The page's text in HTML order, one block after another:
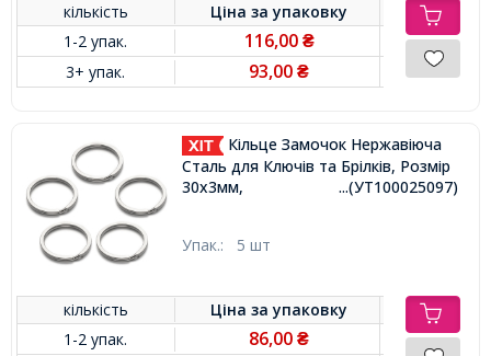
кількість Ціна заупаковку
1-2 упак.
116,00 ₴
3+ упак. 93,00₴
Кільце Замочок Нержавіюча
Сталь для Ключів та Брілків, Розмір
30х3мм,
...(УТ100025097)
Упак.: 5 шт
кількість Ціна заупаковку
1-2 упак.
86,00₴